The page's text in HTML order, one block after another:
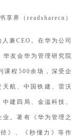
享界（readsharecn）
兼CEO。在华为公司
华友会华为管理研究院
课程500余场，深受企
航、中国铁建、雷沃
建四局、金溢科技、
。著有《华为管理之
》、《秒懂力》等作